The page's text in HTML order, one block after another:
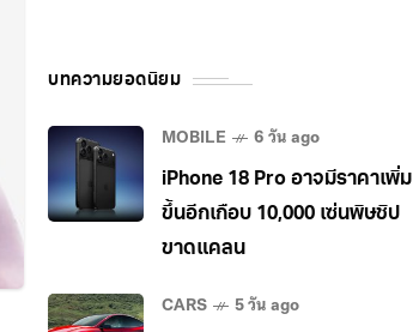
บทความยอดนิยม
MOBILE 6 วัน ago
iPhone 18 Pro อาจมีราคาเพิ่ม
ขึ้นอีกเกือบ 10,000 เซ่นพิษชิป
ขาดแคลน
CARS 5 วัน ago